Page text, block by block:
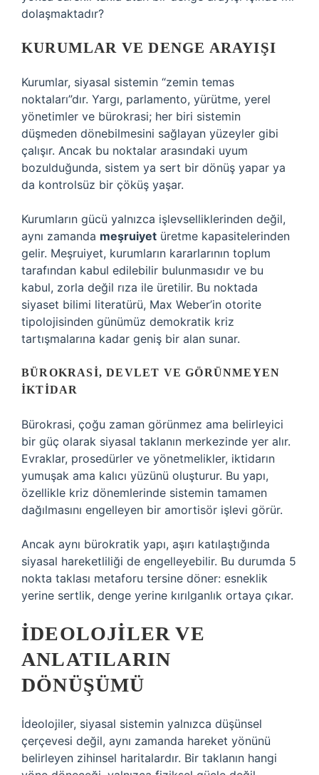
dolaşmaktadır?
KURUMLAR VE DENGE ARAYIŞI
Kurumlar, siyasal sistemin “zemin temas
noktaları”dır. Yargı, parlamento, yürütme, yerel
yönetimler ve bürokrasi; her biri sistemin
düşmeden dönebilmesini sağlayan yüzeyler gibi
çalışır. Ancak bu noktalar arasındaki uyum
bozulduğunda, sistem ya sert bir dönüş yapar ya
da kontrolsüz bir çöküş yaşar.
Kurumların gücü yalnızca işlevselliklerinden değil,
aynı zamanda meşruiyet üretme kapasitelerinden
gelir. Meşruiyet, kurumların kararlarının toplum
tarafından kabul edilebilir bulunmasıdır ve bu
kabul, zorla değil rıza ile üretilir. Bu noktada
siyaset bilimi literatürü, Max Weber’in otorite
tipolojisinden günümüz demokratik kriz
tartışmalarına kadar geniş bir alan sunar.
BÜROKRASI, DEVLET VE GÖRÜNMEYEN
İKTIDAR
Bürokrasi, çoğu zaman görünmez ama belirleyici
bir güç olarak siyasal taklanın merkezinde yer alır.
Evraklar, prosedürler ve yönetmelikler, iktidarın
yumuşak ama kalıcı yüzünü oluşturur. Bu yapı,
özellikle kriz dönemlerinde sistemin tamamen
dağılmasını engelleyen bir amortisör işlevi görür.
Ancak aynı bürokratik yapı, aşırı katılaştığında
siyasal hareketliliği de engelleyebilir. Bu durumda 5
nokta taklası metaforu tersine döner: esneklik
yerine sertlik, denge yerine kırılganlık ortaya çıkar.
İDEOLOJILER VE
ANLATILARIN
DÖNÜŞÜMÜ
İdeolojiler, siyasal sistemin yalnızca düşünsel
çerçevesi değil, aynı zamanda hareket yönünü
belirleyen zihinsel haritalardır. Bir taklanın hangi